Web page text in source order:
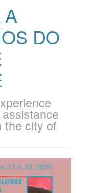
A
DO
the city of